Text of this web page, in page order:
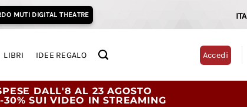
MUTI DIGITAL THEATRE ITA
LIBRI IDEE REGALO Accedi
DALL'8 AL 23 AGOSTO
SUI VIDEO IN STREAMING